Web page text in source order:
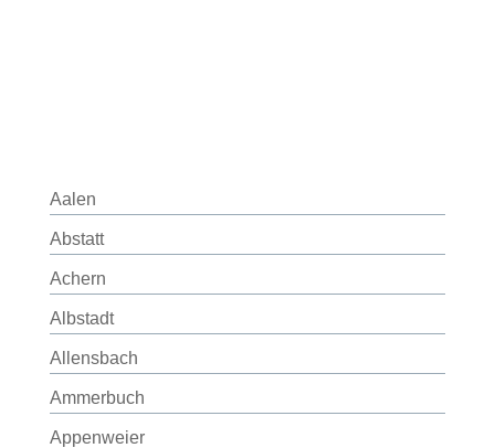
Aalen
Abstatt
Achern
Albstadt
Allensbach
Ammerbuch
Appenweier